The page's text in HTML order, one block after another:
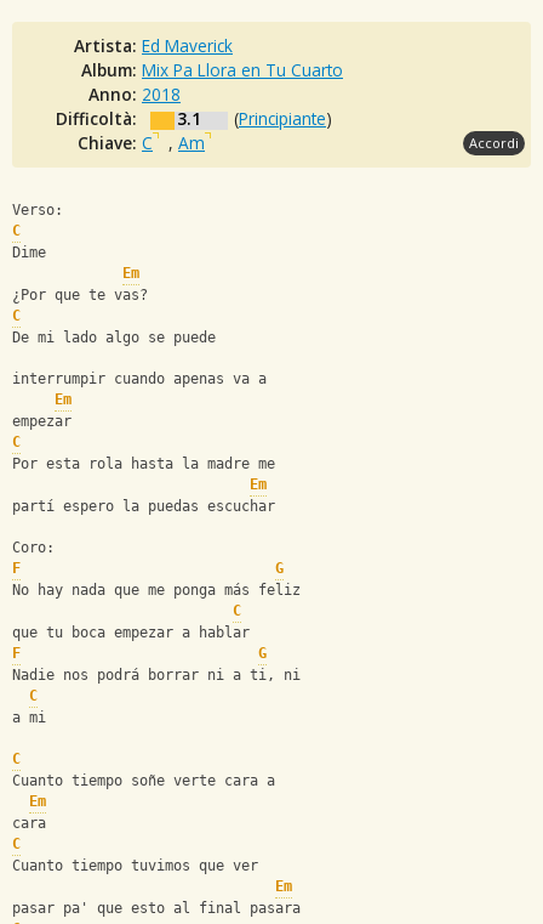
Artista: Ed Maverick
Album: Mix Pa Llora en Tu Cuarto
Anno: 2018
Difficoltà:
3.1 (Principiante)
Chiave: C , Am Accordi
Verso:
C
Dime
Em
¿Por que te vas?
C
De mi lado algo se puede
interrumpir cuando apenas va a
Em
empezar
C
Por esta rola hasta la madre me
Em
partí espero la puedas escuchar
Coro:
F
G
No hay nada que me ponga más feliz
C
que tu boca empezar a hablar
F
G
Nadie nos podrá borrar ni a ti, ni
C
a mi
C
Cuanto tiempo soñe verte cara a
Em
cara
C
Cuanto tiempo tuvimos que ver
Em
pasar pa' que esto al final pasara